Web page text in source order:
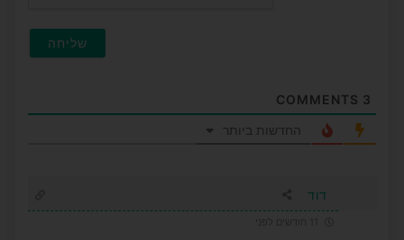
3
החדשות ביותר
דוד